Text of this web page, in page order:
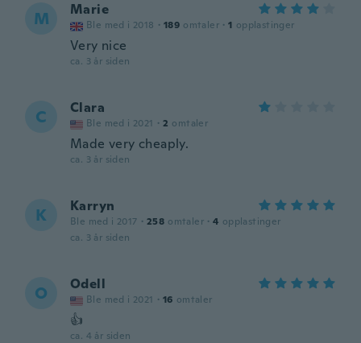
M Marie
Ble med i 2018 · 189 omtaler · 1 opplastinger
Very nice
ca. 3 år siden
C Clara
Ble med i 2021 · 2 omtaler
Made very cheaply.
ca. 3 år siden
K Karryn
Ble med i 2017 · 258 omtaler · 4 opplastinger
ca. 3 år siden
O Odell
Ble med i 2021 · 16 omtaler
👍
ca. 4 år siden